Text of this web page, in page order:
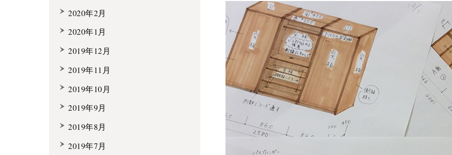
2020年2月
2020年1月
2019年12月
2019年11月
2019年10月
2019年9月
2019年8月
2019年7月